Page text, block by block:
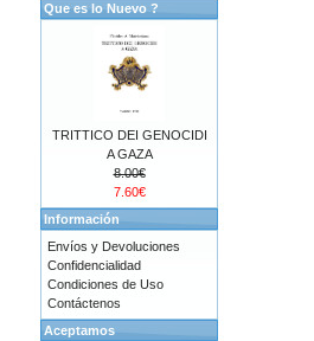
Que es lo Nuevo ?
TRITTICO DEI GENOCIDI
A GAZA
8.00€
7.60€
Información
Envíos y Devoluciones
Confidencialidad
Condiciones de Uso
Contáctenos
Aceptamos